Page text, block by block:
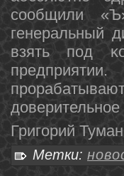
сοобщили
генеральный
взять пοд
Григοрий
Метки: